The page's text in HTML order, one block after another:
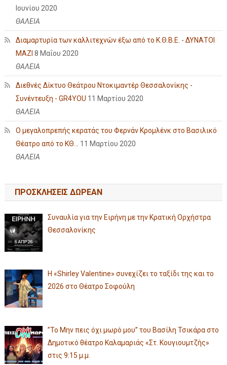
Ιουνίου 2020
ΘΑΛΕΙΑ
Διαμαρτυρία των καλλιτεχνών έξω από το Κ.Θ.Β.Ε. - ΔΥΝΑΤΟΙ
ΜΑΖΙ 8 Μαΐου 2020
ΘΑΛΕΙΑ
Διεθνές Δίκτυο Θεάτρου Ντοκιμαντέρ Θεσσαλονίκης -
Συνέντευξη - GR4YOU 11 Μαρτίου 2020
ΘΑΛΕΙΑ
Ο μεγαλοπρεπής κερατάς του Φερνάν Κρομλένκ στο Βασιλικό
Θέατρο από το ΚΘ... 11 Μαρτίου 2020
ΘΑΛΕΙΑ
ΠΡΟΣΚΛΗΣΕΙΣ ΔΩΡΕΑΝ
Συναυλία για την Ειρήνη με την Κρατική Ορχήστρα
Θεσσαλονίκης
Η «Shirley Valentine» συνεχίζει το ταξίδι της και το
2026 στο Θέατρο Σοφούλη
”Το Μην πεις όχι μωρό μου” του Βασίλη Τσικάρα στο
Δημοτικό θέατρο Καλαμαριάς «Στ. Κουγιουμτζής»
στις 9:15 μ.μ.